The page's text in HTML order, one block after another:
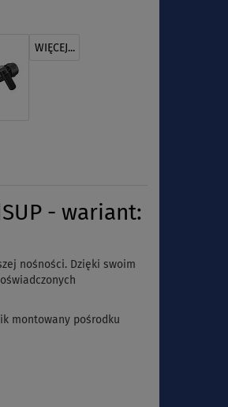
WIĘCEJ...
- wariant:
nośności. Dzięki swoim
montowany pośrodku